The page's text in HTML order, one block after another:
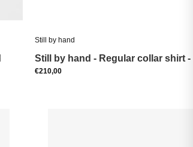
Still by hand
Still by hand - Regular collar shirt -
€210,00